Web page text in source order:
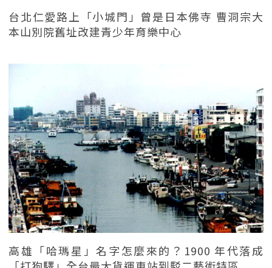
台北仁愛路上「小城門」曾是日本佛寺 曹洞宗大
本山別院舊址改建青少年育樂中心
高雄「哈瑪星」名字怎麼來的？1900 年代落成